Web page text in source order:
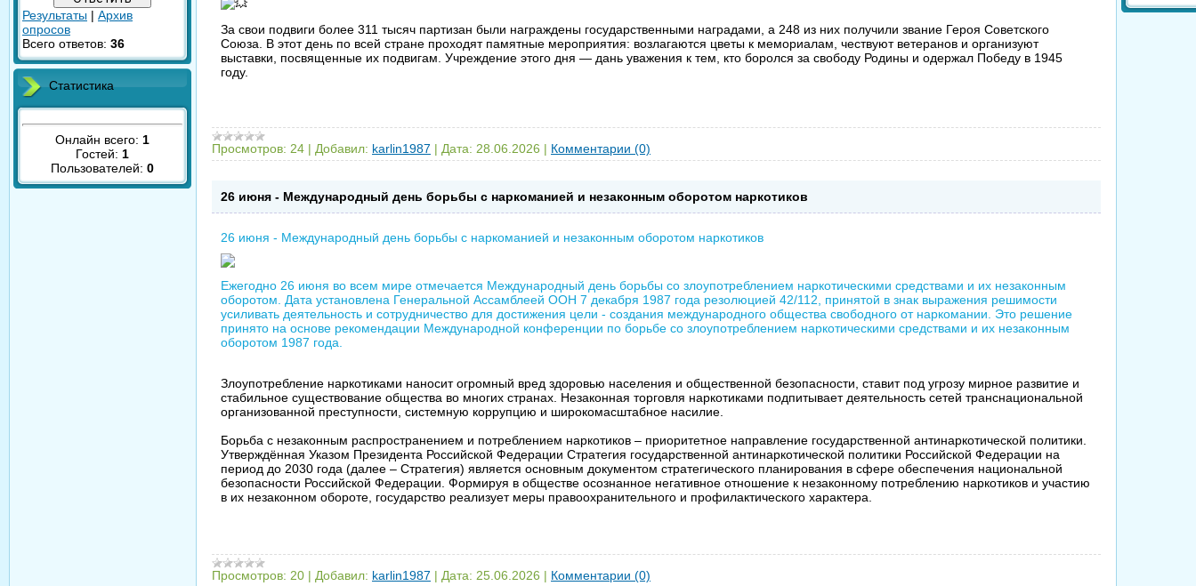
Результаты | Архив
опросов
Всего ответов: 36
Статистика
Онлайн всего: 1
Гостей: 1
Пользователей: 0
За свои подвиги более 311 тысяч партизан были награждены государственными наградами, а 248 из них получили звание Героя Советского
Союза. В этот день по всей стране проходят памятные мероприятия: возлагаются цветы к мемориалам, чествуют ветеранов и организуют
выставки, посвященные их подвигам. Учреждение этого дня — дань уважения к тем, кто боролся за свободу Родины и одержал Победу в 1945
году.
Просмотров: 24 | Добавил: karlin1987 | Дата: 28.06.2026 | Комментарии (0)
26 июня - Международный день борьбы с наркоманией и незаконным оборотом наркотиков
26 июня - Международный день борьбы с наркоманией и незаконным оборотом наркотиков
Ежегодно 26 июня во всем мире отмечается Международный день борьбы со злоупотреблением наркотическими средствами и их незаконным
оборотом. Дата установлена Генеральной Ассамблеей ООН 7 декабря 1987 года резолюцией 42/112, принятой в знак выражения решимости
усиливать деятельность и сотрудничество для достижения цели - создания международного общества свободного от наркомании. Это решение
принято на основе рекомендации Международной конференции по борьбе со злоупотреблением наркотическими средствами и их незаконным
оборотом 1987 года.
Злоупотребление наркотиками наносит огромный вред здоровью населения и общественной безопасности, ставит под угрозу мирное развитие и
стабильное существование общества во многих странах. Незаконная торговля наркотиками подпитывает деятельность сетей транснациональной
организованной преступности, системную коррупцию и широкомасштабное насилие.
Борьба с незаконным распространением и потреблением наркотиков – приоритетное направление государственной антинаркотической политики.
Утверждённая Указом Президента Российской Федерации Стратегия государственной антинаркотической политики Российской Федерации на
период до 2030 года (далее – Стратегия) является основным документом стратегического планирования в сфере обеспечения национальной
безопасности Российской Федерации. Формируя в обществе осознанное негативное отношение к незаконному потреблению наркотиков и участию
в их незаконном обороте, государство реализует меры правоохранительного и профилактического характера.
Просмотров: 20 | Добавил: karlin1987 | Дата: 25.06.2026 | Комментарии (0)